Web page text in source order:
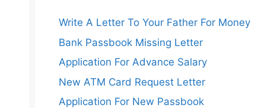
Write A Letter To Your Father For Money
Bank Passbook Missing Letter
Application For Advance Salary
New ATM Card Request Letter
Application For New Passbook